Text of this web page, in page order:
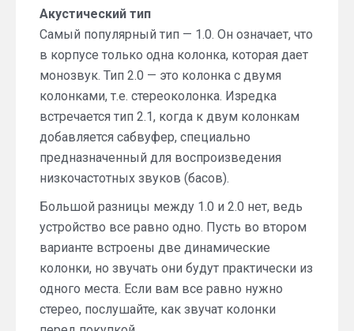
Акустический тип
Самый популярный тип — 1.0. Он означает, что
в корпусе только одна колонка, которая дает
монозвук. Тип 2.0 — это колонка с двумя
колонками, т.е. стереоколонка. Изредка
встречается тип 2.1, когда к двум колонкам
добавляется сабвуфер, специально
предназначенный для воспроизведения
низкочастотных звуков (басов).
Большой разницы между 1.0 и 2.0 нет, ведь
устройство все равно одно. Пусть во втором
варианте встроены две динамические
колонки, но звучать они будут практически из
одного места. Если вам все равно нужно
стерео, послушайте, как звучат колонки